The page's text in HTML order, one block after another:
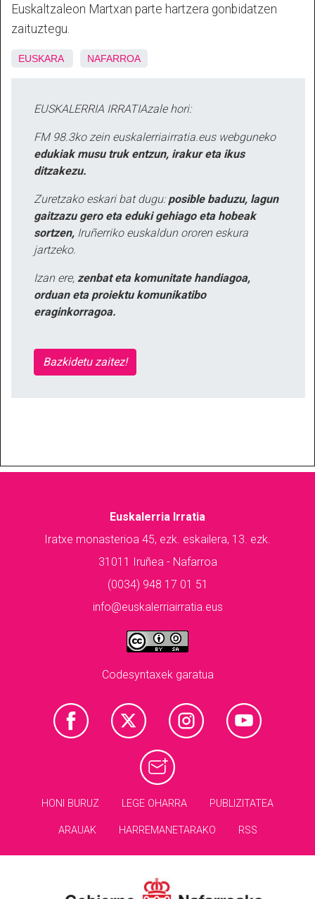
Euskaltzaleon Martxan parte hartzera gonbidatzen
zaituztegu.
EUSKARA NAFARROA
EUSKALERRIA IRRATIAzale hori:
FM 98.3ko zein euskalerriairratia.eus webguneko
edukiak musu truk entzun, irakur eta ikus
ditzakezu.
Zuretzako eskari bat dugu: posible baduzu, lagun
gaitzazu gero eta eduki gehiago eta hobeak
sortzen, Iruñerriko euskaldun ororen eskura
jartzeko.
Izan ere, zenbat eta komunitate handiagoa,
orduan eta proiektu komunikatibo
eraginkorragoa.
Bazkidetu zaitez!
Euskalerria Irratia
Iratxe monasterioa 45, ezk. eskailera, 13. ezk.
31011 Iruñea - Nafarroa
(0034) 948 17 01 51
info@euskalerriairratia.eus
Codesyntaxek garatua
HONI BURUZ LEGE OHARRA PUBLIZITATEA
ARAUAK HARREMANETARAKO RSS